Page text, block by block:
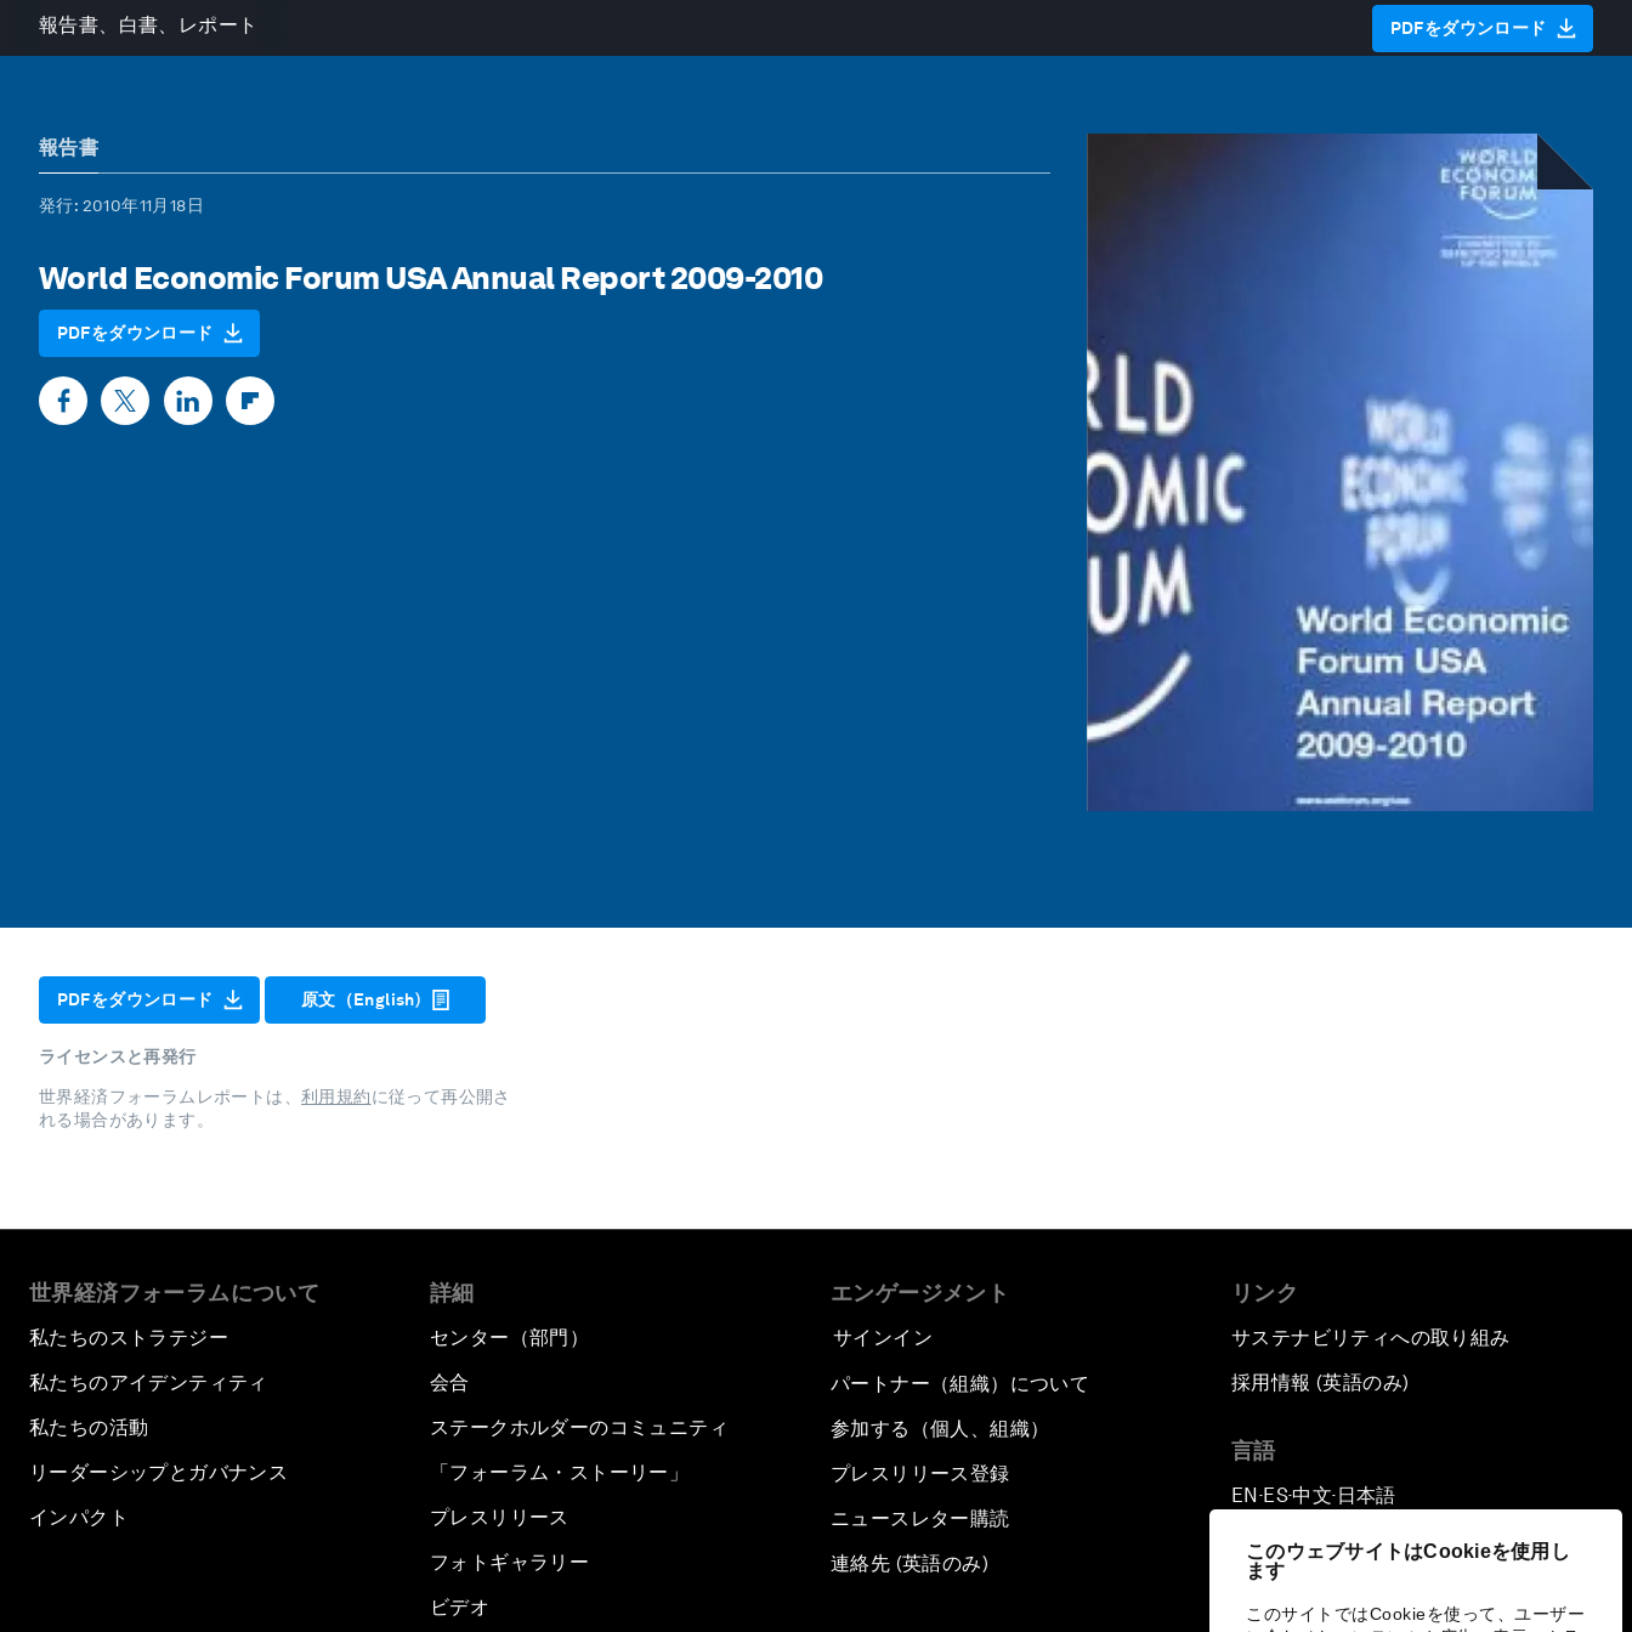
このウェブサイトはCookieを使用し
ます
このサイトではCookieを使って、ユーザー
報告書、白書、レポート PDFをダウンロード
報告書
発行: 2010年11月18日
World Economic Forum USA Annual Report 2009-2010
PDFをダウンロード
PDFをダウンロード 原文（English)
ライセンスと再発行
世界経済フォーラムレポートは、 利用規約に従って再公開さ
れる場合があります。
世界経済フォーラムについて
私たちのストラテジー
私たちのアイデンティティ
私たちの活動
リーダーシップとガバナンス
インパクト
詳細
センター（部門）
会合
ステークホルダーのコミュニティ
「フォーラム・ストーリー」
プレスリリース
フォトギャラリー
ビデオ
エンゲージメント
サインイン
パートナー（組織）について
参加する（個人、組織）
プレスリリース登録
ニュースレター購読
連絡先 (英語のみ)
リンク
サステナビリティへの取り組み
採用情報 (英語のみ)
言語
EN ▪ES▪中文▪ 日本語